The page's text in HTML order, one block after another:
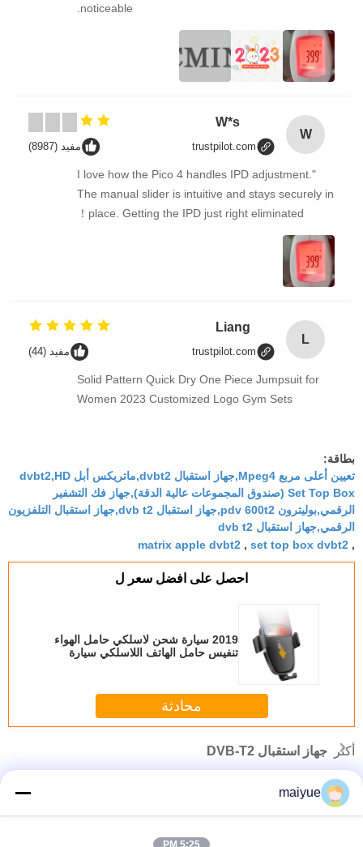
noticeable.
W
W*s
trustpilot.com مفيد (8987)
"I love how the Pico 4 handles IPD adjustment.
The manual slider is intuitive and stays securely in
place. Getting the IPD just right eliminated！
L
Liang
trustpilot.com مفيد (44)
Solid Pattern Quick Dry One Piece Jumpsuit for
Women 2023 Customized Logo Gym Sets
بطاقة:
تعيين أعلى مربع Mpeg4,جهاز استقبال dvbt2,ماتريكس أبل dvbt2,HD
Set Top Box (صندوق المجموعات عالية الدقة),جهاز فك التشفير
الرقمي,بوليترون pdv 600t2,جهاز استقبال dvb t2,جهاز استقبال التلفزيون
الرقمي,جهاز استقبال dvb t2
,
set top box dvbt2
,
matrix apple dvbt2
احصل على افضل سعر ل
2019 سيارة شحن لاسلكي حامل الهواء
تنفيس حامل الهاتف اللاسلكي سيارة
محادثة
أكثر جهاز استقبال DVB-T2
maiyue
5:25 PM